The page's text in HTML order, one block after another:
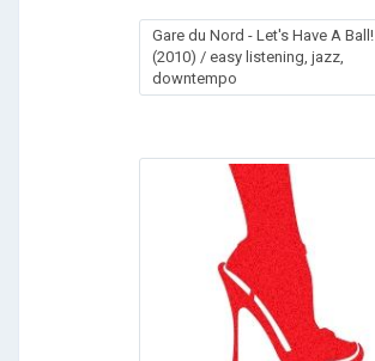
Gare du Nord - Let's Have A Ball!
(2010) / easy listening, jazz,
downtempo